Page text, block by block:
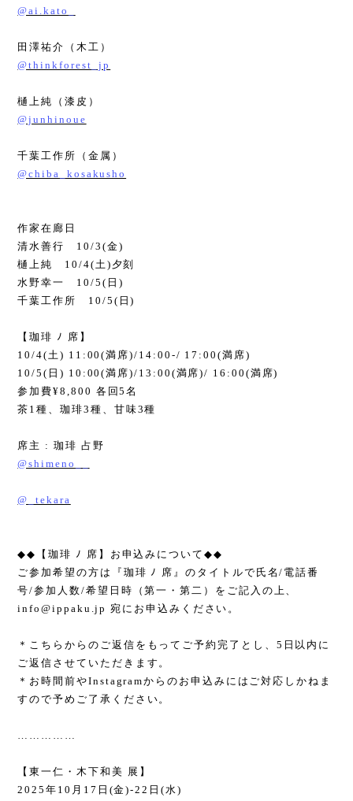
@ai.kato_
田澤祐介（木工）
@thinkforest_jp
樋上純（漆皮）
@junhinoue
千葉工作所（金属）
@chiba_kosakusho
作家在廊日
清水善行 10/3(金)
樋上純 10/4(土) 夕刻
水野幸一 10/5( 日 )
千葉工作所 10/5( 日)
【珈琲 ﾉ 席】
10/4(土) 11:00(満席)/14:00-/ 17:00(満席)
10/5( 日 ) 10:00(満席)/13:00(満席)/ 16:00(満席)
参加費¥8,800 各回5名
茶 1種、珈琲3 種、甘味3種
席主 : 珈琲 占野
@shimeno__
@_tekara
◆◆ 【珈琲 ﾉ 席】お申込みについて ◆◆
ご参加希望の方は『珈琲 ﾉ 席』のタイトルで氏名/ 電話番
号/参加人数/希望日時（第一・第二）をご記入の上、
info@ippaku.jp 宛にお申込みください。
＊こちらからのご返信をもってご予約完了とし、 5 日以内に
ご返信させていただきます。
＊お時間前やInstagramからのお申込みにはご対応しかねま
すので予めご了承ください。
……………
【東一仁・木下和美 展】
2025年 10 月 17 日 (金)-22 日 (水)